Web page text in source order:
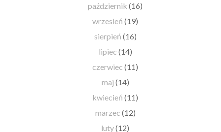
październik(16)
wrzesień(19)
sierpień (16)
lipiec (14)
czerwiec(11)
maj (14)
kwiecień(11)
marzec (12)
luty(12)